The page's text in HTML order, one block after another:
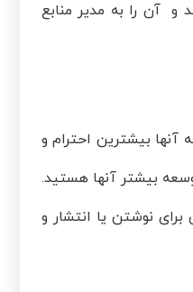
و آن را به مدیر منابع
آنها بیشترین احترام و
بیشتر آنها هستید.
نوشتن یا انتشار و